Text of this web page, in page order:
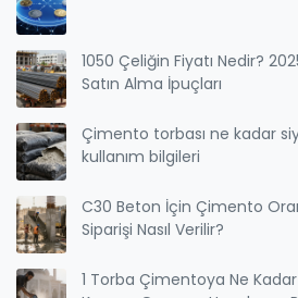
1050 Çeliğin Fiyatı Nedir?
Satın Alma İpuçları
Çimento torbası ne kadar
kullanım bilgileri
C30 Beton İçin Çimento
Siparişi Nasıl Verilir?
1 Torba Çimentoya Ne Kadar